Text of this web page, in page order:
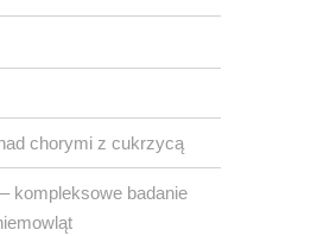
chorymi z cukrzycą
kompleksowe badanie